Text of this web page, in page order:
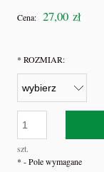
Cena: 27,00 zł
* ROZMIAR:
szt.
* - Pole wymagane